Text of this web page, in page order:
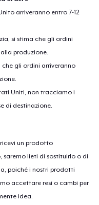
arriveranno entro 7-12
si stima che gli ordini
produzione.
che gli ordini arriveranno
Uniti, non tracciamo i
di destinazione.
un prodotto
lieti di sostituirlo o di
poiché i nostri prodotti
accettare resi o cambi per
idea.